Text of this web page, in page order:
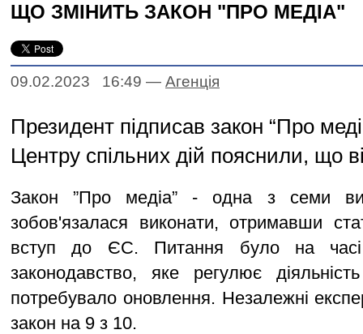
ЩО ЗМІНИТЬ ЗАКОН "ПРО МЕДІА"
09.02.2023 16:49 — Агенцiя
Президент підписав закон “Про
Центру спільних дій пояснили, що
Закон ”Про медіа” - одна з семи
зобов'язалася виконати, отримавши
вступ до ЄС. Питання було на часі,
законодавство, яке регулює
потребувало оновлення. Незалежні
закон на 9 з 10.